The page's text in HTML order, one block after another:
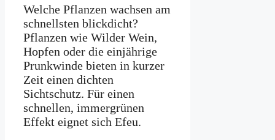
Welche Pflanzen wachsen am
schnellsten blickdicht?
Pflanzen wie Wilder Wein,
Hopfen oder die einjährige
Prunkwinde bieten in kurzer
Zeit einen dichten
Sichtschutz. Für einen
schnellen, immergrünen
Effekt eignet sich Efeu.